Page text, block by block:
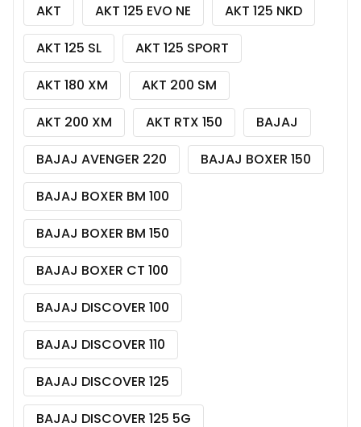
AKT AKT 125 EVO NE
AKT 125 NKD
AKT 125 SL
AKT 125 SPORT
AKT 180 XM
AKT 200 SM
AKT 200 XM
AKT RTX 150
BAJAJ
BAJAJ AVENGER 220
BAJAJ BOXER 150
BAJAJ BOXER BM 100
BAJAJ BOXER BM 150
BAJAJ BOXER CT 100
BAJAJ DISCOVER 100
BAJAJ DISCOVER 110
BAJAJ DISCOVER 125
BAJAJ DISCOVER 125 5G